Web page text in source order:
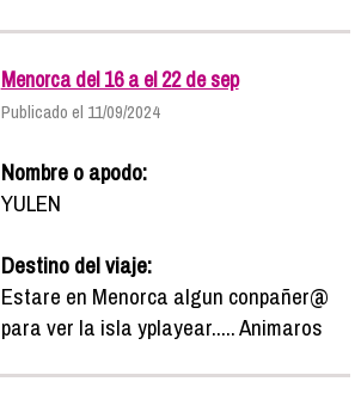
Menorca del 16 a el 22 de sep
Publicado el 11/09/2024
Nombre o apodo:
YULEN
Destino del viaje:
Estare en Menorca algun conpañer@
para ver la isla yplayear..... Animaros